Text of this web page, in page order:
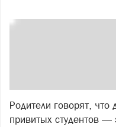
Родители говорят,
привитых студентов —